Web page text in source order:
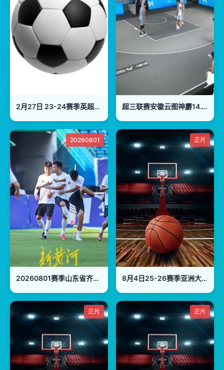
2月27日 23-24赛季英超第26轮 西汉姆VS布伦特福德 超三联赛安徽云图神麝14.10常州有迈20230728
20260801
20260801赛季山东省齐鲁足球超级联赛第12轮全场回放：济宁港航vs潍坊队
正片
8月4日25-26赛季亚洲大学生篮球联赛 早稻田大学VS清华大学
正片 正片